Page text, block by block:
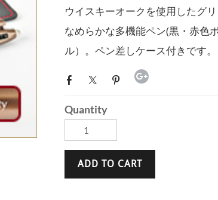
ウイスキーオークを使用したグ
なめらかな多機能ペン(黒・赤色
ル）。ペン差しケース付きです。
Quantity
ADD TO CART